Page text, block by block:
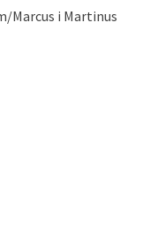
Marcus i Martinus